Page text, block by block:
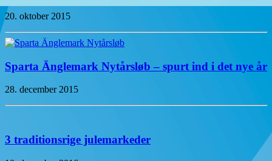
20. oktober 2015
Sparta Änglemark Nytårsløb – spurt ind i det nye år
28. december 2015
3 traditionsrige julemarkeder